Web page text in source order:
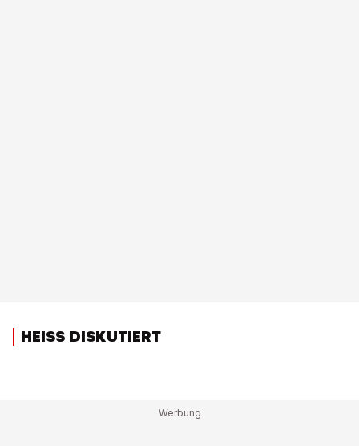
HEISS DISKUTIERT